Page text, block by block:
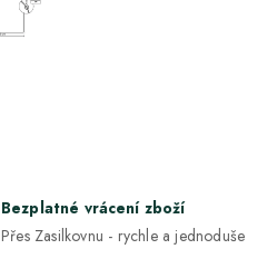
Bezplatné vrácení zboží
Přes Zasilkovnu - rychle a jednoduše